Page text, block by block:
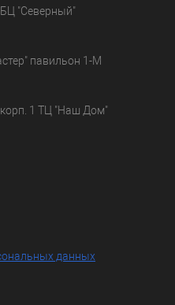
БЦ "Северный"
павильон 1-М
корп. 1 ТЦ "Наш Дом"
данных